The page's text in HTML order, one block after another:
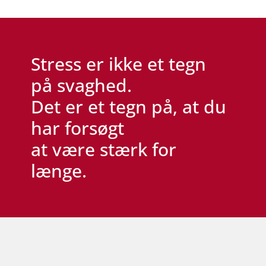
Stress er ikke et tegn
på svaghed.
Det er et tegn på, at du
har forsøgt
at være stærk for
længe.